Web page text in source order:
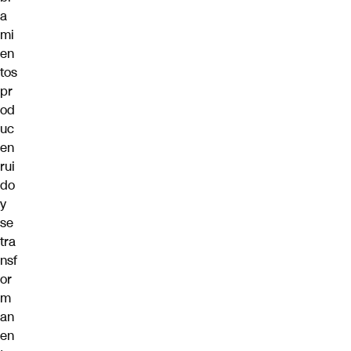
a
mi
en
tos
pr
od
uc
en
rui
do
y
se
tra
nsf
or
m
an
en